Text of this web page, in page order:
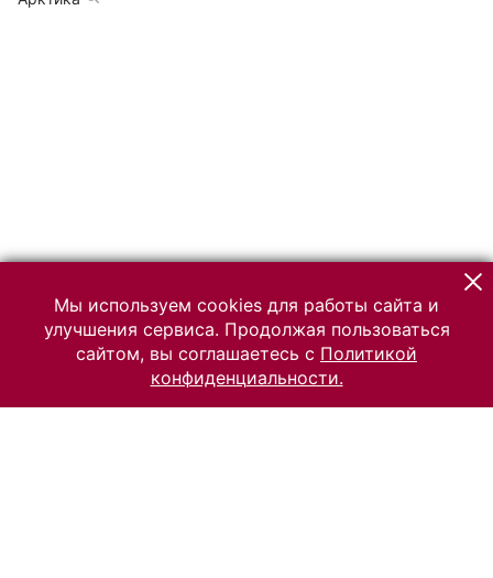
Мы используем cookies для работы сайта и
улучшения сервиса. Продолжая пользоваться
сайтом, вы соглашаетесь с Политикой
конфиденциальности.